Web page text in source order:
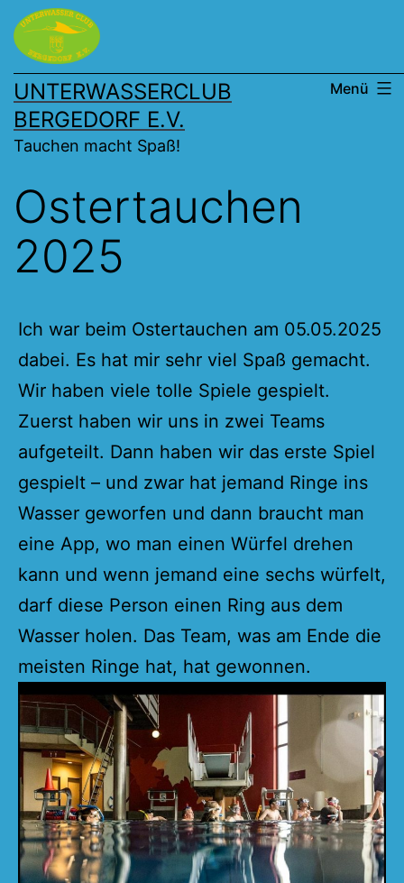
Zum
Inhalt
springen
UNTERWASSERCLUB
BERGEDORF E.V.
Tauchen macht Spaß!
Menü
Ostertauchen
2025
Ich war beim Ostertauchen am 05.05.2025
dabei. Es hat mir sehr viel Spaß gemacht.
Wir haben viele tolle Spiele gespielt.
Zuerst haben wir uns in zwei Teams
aufgeteilt. Dann haben wir das erste Spiel
gespielt – und zwar hat jemand Ringe ins
Wasser geworfen und dann braucht man
eine App, wo man einen Würfel drehen
kann und wenn jemand eine sechs würfelt,
darf diese Person einen Ring aus dem
Wasser holen. Das Team, was am Ende die
meisten Ringe hat, hat gewonnen.